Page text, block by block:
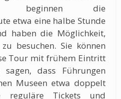
beginnen die
etwa eine halbe Stunde
haben die Möglichkeit,
besuchen. Sie können
Tour mit frühem Eintritt
dass Führungen
Museen etwa doppelt
Tickets und